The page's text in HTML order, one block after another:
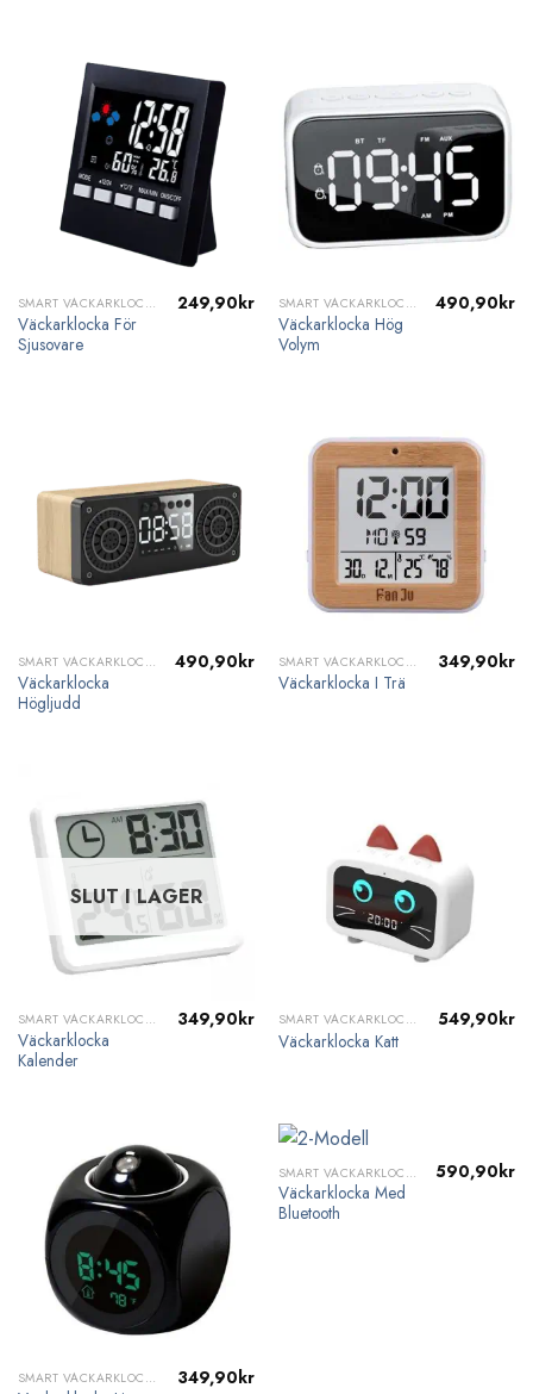
SMART VÄCKARKLOCKA
Väckarklocka För
Sjusovare
249,90kr SMART VÄCKARKLOCKA
Väckarklocka Hög
Volym
490,90kr
SMART VÄCKARKLOCKA
Väckarklocka
Högljudd
490,90kr SMART VÄCKARKLOCKA
Väckarklocka I Trä
349,90kr
SLUT I LAGER
SMART VÄCKARKLOCKA
Väckarklocka
Kalender
349,90kr SMART VÄCKARKLOCKA
Väckarklocka Katt
549,90kr
SMART VÄCKARKLOCKA 349,90kr
SMART VÄCKARKLOCKA
Väckarklocka Med
Bluetooth
590,90kr